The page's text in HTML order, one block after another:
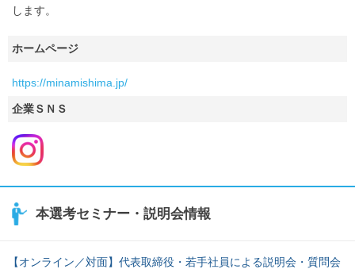
します。
ホームページ
https://minamishima.jp/
企業ＳＮＳ
本選考セミナー・説明会情報
【オンライン／対面】代表取締役・若手社員による説明会・質問会